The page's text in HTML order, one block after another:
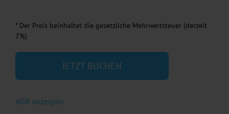
* Der Preis beinhaltet die gesetzliche Mehrwertsteuer (derzeit
7%)
JETZT BUCHEN
AGB anzeigen